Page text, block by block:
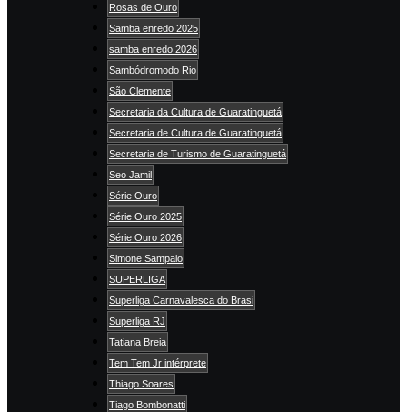
Rosas de Ouro
Samba enredo 2025
samba enredo 2026
Sambódromodo Rio
São Clemente
Secretaria da Cultura de Guaratinguetá
Secretaria de Cultura de Guaratinguetá
Secretaria de Turismo de Guaratinguetá
Seo Jamil
Série Ouro
Série Ouro 2025
Série Ouro 2026
Simone Sampaio
SUPERLIGA
Superliga Carnavalesca do Brasi
Superliga RJ
Tatiana Breia
Tem Tem Jr intérprete
Thiago Soares
Tiago Bombonatti